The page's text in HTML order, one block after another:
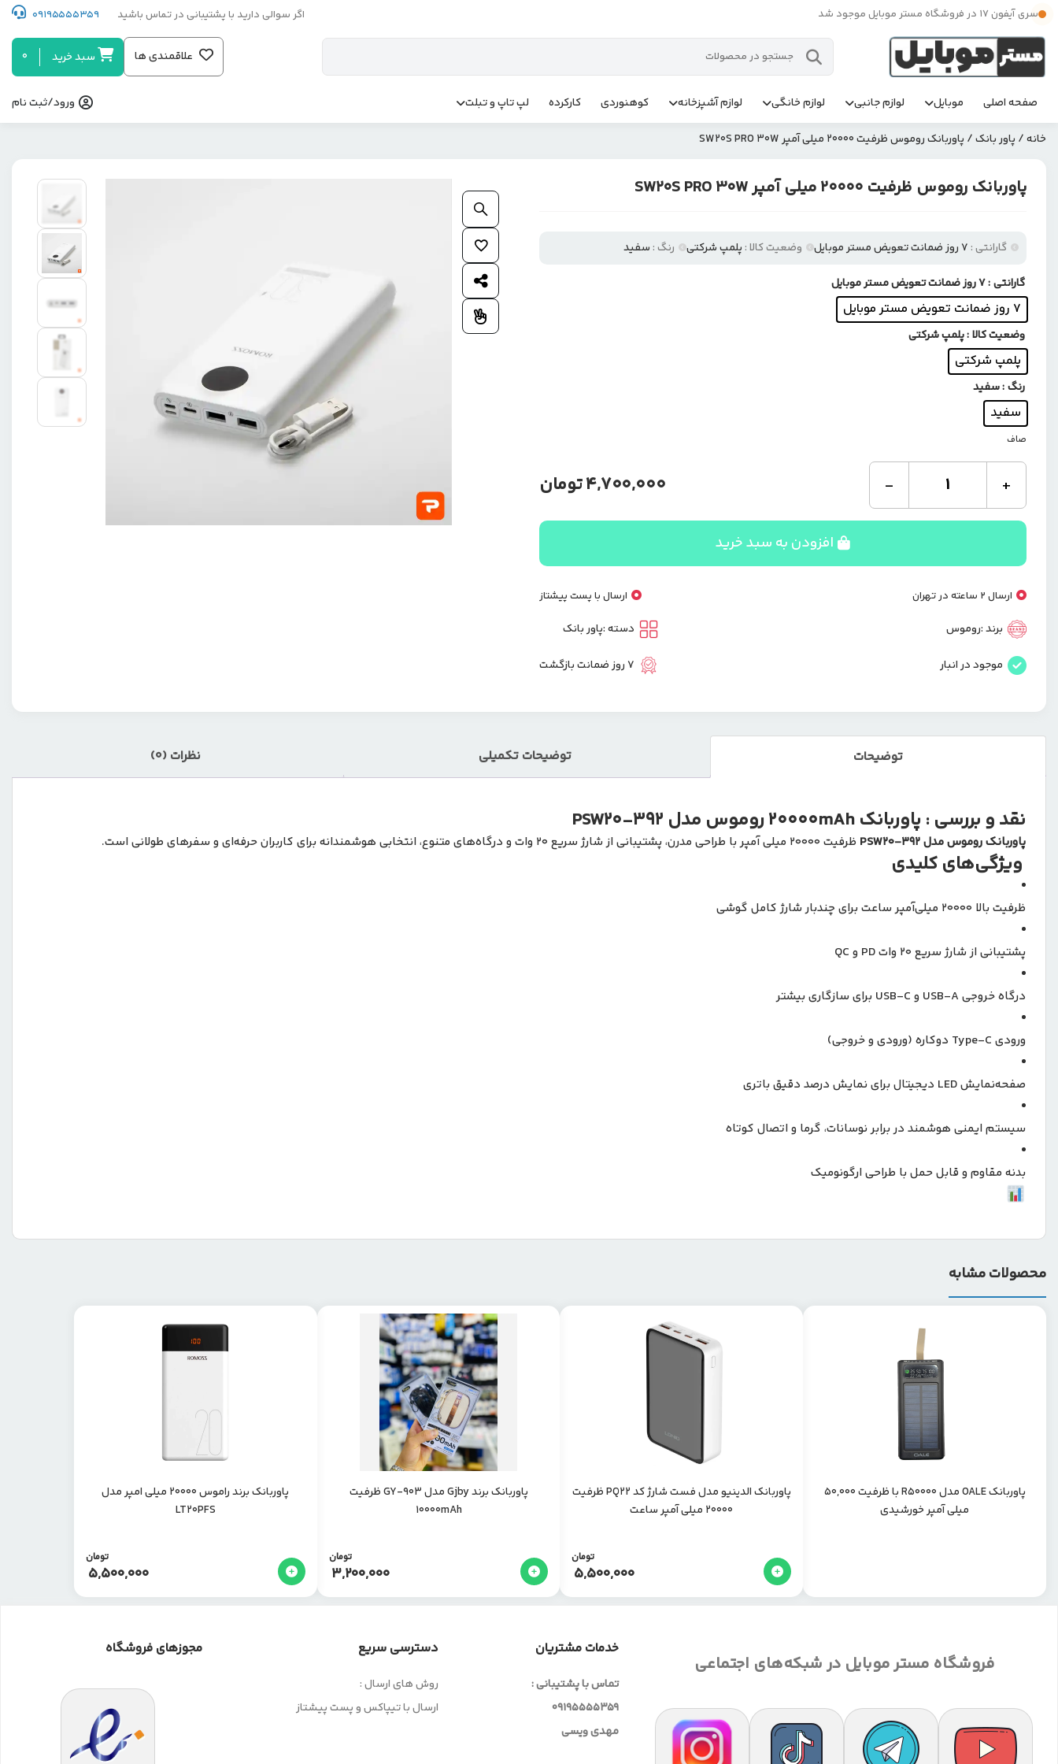
سری آیفون 17 در فروشگاه مستر موبایل موجود شد اگر سوالی دارید با پشتیبانی در تماس باشید 09195555359
علاقمندی ها سبد خرید 0
صفحه اصلی موبایل لوازم جانبی لوازم خانگی لوازم آشپزخانه کوهنوردی کارکرده لپ تاپ و تبلت ورود/ثبت نام
خانه/ پاور بانک/ پاوربانک روموس ظرفیت 20000 میلی آمپر SW20S PRO 30W
پاوربانک روموس ظرفیت 20000 میلی آمپر SW20S PRO 30W
گارانتی : ۷ روز ضمانت تعویض مستر موبایل وضعیت کالا : پلمپ شرکتی رنگ : سفید
گارانتی: ۷ روز ضمانت تعویض مستر موبایل
۷ روز ضمانت تعویض مستر موبایل
وضعیت کالا: پلمپ شرکتی
پلمپ شرکتی
رنگ: سفید
سفید
صاف
+
پاوربانک
روموس
ظرفیت
20000
آمپر
PRO
عدد
-
4,700,000تومان
افزودن به سبد خرید
ارسال 2 ساعته در تهران ارسال با پست پیشتاز
برند :روموس
موجود در انبار
دسته :پاور بانک
7 روز ضمانت بازگشت
اشتراک گذاری محصول
افزودن به مقایسه
توضیحات توضیحات تکمیلی نظرات (0)
نقد و بررسی : پاوربانک 20000mAh روموس مدل PSW20-392
پاوربانک روموس مدل PSW20-392 ظرفیت 20000 میلی آمپر با طراحی مدرن، پشتیبانی از شارژ سریع 20 وات و درگاه‌های متنوع، انتخابی هوشمندانه برای کاربران حرفه‌ای و سفرهای طولانی است.
ویژگی‌های کلیدی
ظرفیت بالا 20000 میلی‌آمپر ساعت برای چندبار شارژ کامل گوشی
پشتیبانی از شارژ سریع 20 وات PD و QC
درگاه خروجی USB-A و USB-C برای سازگاری بیشتر
ورودی Type-C دوکاره (ورودی و خروجی)
صفحه‌نمایش LED دیجیتال برای نمایش درصد دقیق باتری
سیستم ایمنی هوشمند در برابر نوسانات، گرما و اتصال کوتاه
بدنه مقاوم و قابل حمل با طراحی ارگونومیک
محصولات مشابه
پاوربانک OALE مدل R50000 با ظرفیت 50,000
میلی آمپر خورشیدی
پاوربانک الدینیو مدل فست شارژ کد PQ22 ظرفیت
20000 میلی آمپر ساعت
5,500,000
تومان
پاوربانک برند Gjby مدل GY-903 ظرفیت
10000mAh
3,200,000
تومان
پاوربانک برند راموس 20000 میلی امپر مدل
LT20PFS
5,500,000
تومان
فروشگاه مستر موبایل در شبکه‌های اجتماعی
خدمات مشتریان
تماس با پشتیبانی :
09195555359
مهدی ویسی
دسترسی سریع
روش های ارسال :
ارسال با تیپاکس و پست پیشتاز
مجوزهای فروشگاه